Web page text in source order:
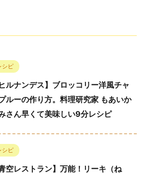
シピ
ヒルナンデス】ブロッコリー洋風チャ
ルーの作り方。料理研究家 もあいか
さん早くて美味しい9分レシピ
シピ
青空レストラン】万能！リーキ（ね